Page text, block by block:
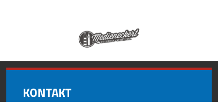
KONTAKT